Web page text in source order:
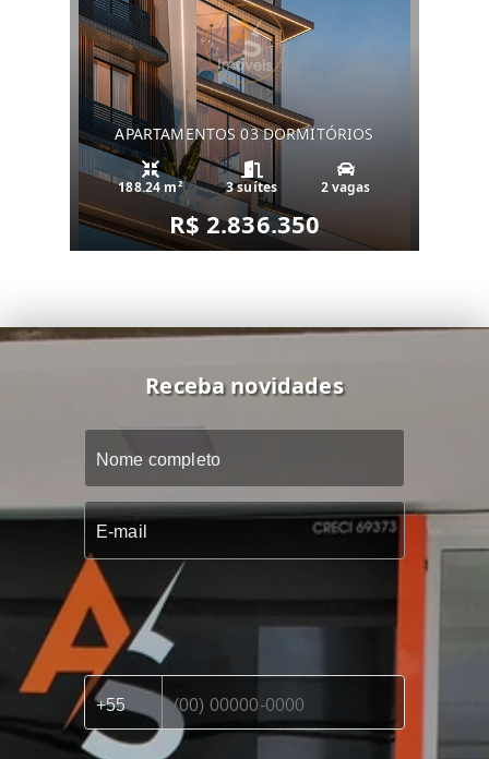
APARTAMENTOS 03 DORMITÓRIOS
188.24 m² 3 suítes 2 vagas
R$ 2.836.350
Receba novidades